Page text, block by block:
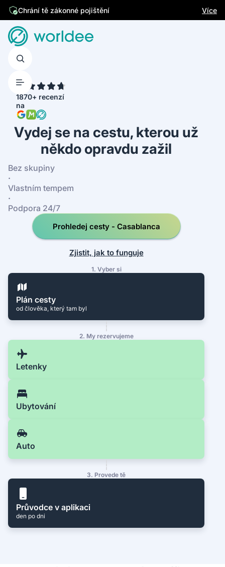
Chrání tě zákonné pojištění
Jsme česká firma Více
1870+ recenzí
na
Vydej se na cestu, kterou už
někdo opravdu zažil
Bez skupiny
·
Vlastním tempem
·
Podpora 24/7
Prohledej cesty - Casablanca
Zjistit, jak to funguje
1. Vyber si
Plán cesty
od člověka, který tam byl
2. My rezervujeme
Letenky
Ubytování
Auto
3. Provede tě
Průvodce v aplikaci
den po dni